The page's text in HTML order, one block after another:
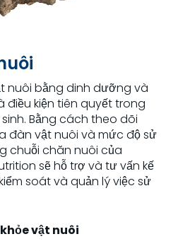
nuôi bằng dinh dưỡng và
điều kiện tiên quyết trong
Bằng cách theo dõi
đàn vật nuôi và mức độ sử
chuỗi chăn nuôi của
sẽ hỗ trợ và tư vấn kế
soát và quản lý việc sử
vật nuôi